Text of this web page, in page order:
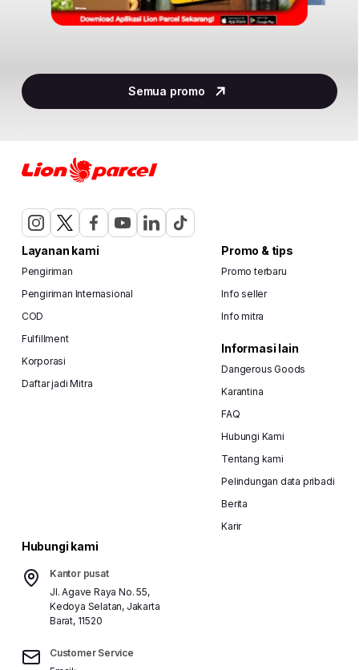
2
of
Semua promo
Layanan kami
Pengiriman
Pengiriman Internasional
COD
Fulfillment
Korporasi
Daftar jadi Mitra
Promo & tips
Promo terbaru
Info seller
Info mitra
Informasi lain
Dangerous Goods
Karantina
FAQ
Hubungi Kami
Tentang kami
Pelindungan data pribadi
Berita
Karir
Hubungi kami
Kantor pusat
Jl. Agave Raya No. 55,
Kedoya Selatan, Jakarta
Barat, 11520
Customer Service